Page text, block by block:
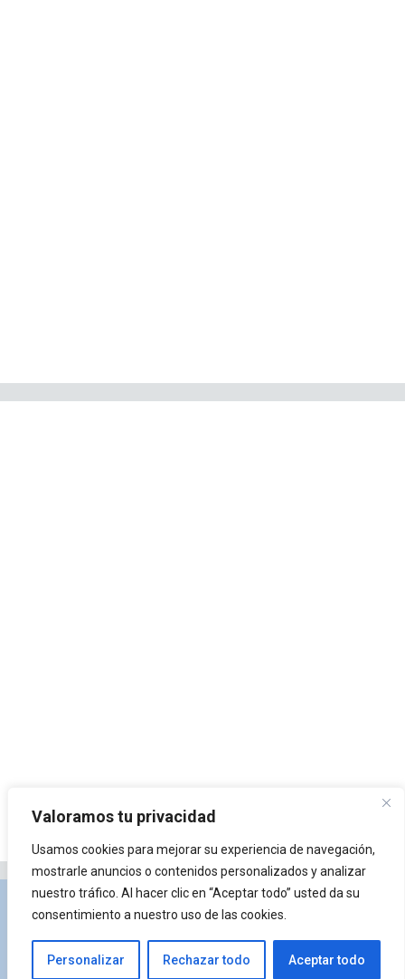
Valoramos tu privacidad
Usamos cookies para mejorar su experiencia de navegación,
mostrarle anuncios o contenidos personalizados y analizar
nuestro tráfico. Al hacer clic en “Aceptar todo” usted da su
consentimiento a nuestro uso de las cookies.
Personalizar Rechazar todo Aceptar todo
Privacidad y Política de Cookies Portal de
arquitectura Lista de Temas ¿Qué es Arkiplus?
© 2026 Arkiplus • Creado conGeneratePress